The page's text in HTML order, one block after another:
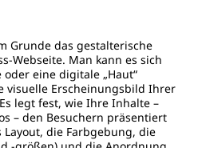
Grunde das gestalterische
Webseite. Man kann es sich
eine digitale „Haut“
visuelle Erscheinungsbild Ihrer
legt fest, wie Ihre Inhalte –
– den Besuchern präsentiert
die Farbgebung, die